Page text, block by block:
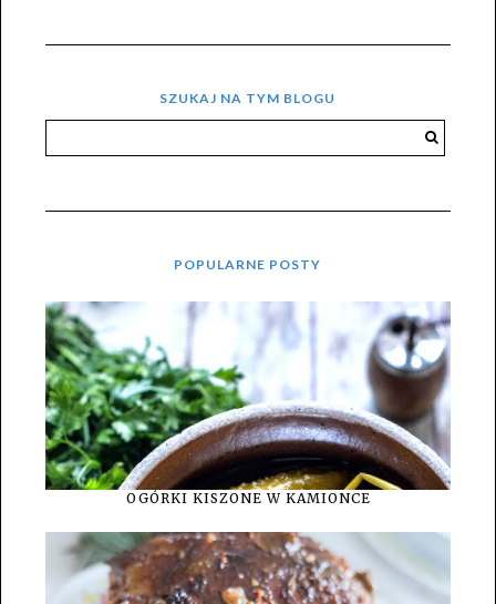
SZUKAJ NA TYM BLOGU
POPULARNE POSTY
OGÓRKI KISZONE W KAMIONCE